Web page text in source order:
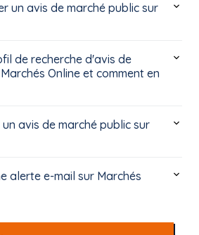
un avis de marché public sur
de recherche d'avis de
Online et comment en
avis de marché public sur
alerte e-mail sur Marchés